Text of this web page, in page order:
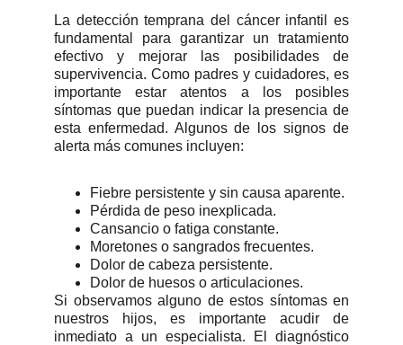
La detección temprana del cáncer infantil es
fundamental para garantizar un tratamiento
efectivo y mejorar las posibilidades de
supervivencia. Como padres y cuidadores, es
importante estar atentos a los posibles
síntomas que puedan indicar la presencia de
esta enfermedad. Algunos de los signos de
alerta más comunes incluyen:
Fiebre persistente y sin causa aparente.
Pérdida de peso inexplicada.
Cansancio o fatiga constante.
Moretones o sangrados frecuentes.
Dolor de cabeza persistente.
Dolor de huesos o articulaciones.
Si observamos alguno de estos síntomas en
nuestros hijos, es importante acudir de
inmediato a un especialista. El diagnóstico